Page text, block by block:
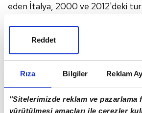
Rıza Bilgiler Reklam
"Sitelerimizde reklam ve pazarlama
yürütülmesi amaçları ile çerezler
Reddet
eden İtalya, 2000 ve 2012'deki
Şampiyonanın en başarılı
İspanya ise 1964, 2008 ve 2012'de
organizasyonda dördüncü kez
istiyor.
İNGİLTERE İLK, DANİMARKA
HEDEFLİYOR